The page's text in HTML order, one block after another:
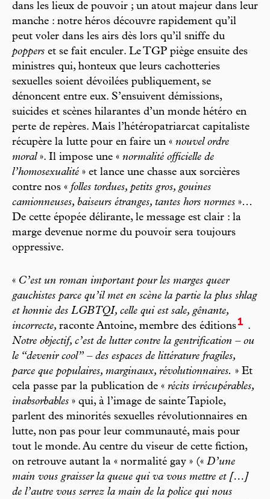
dans les lieux de pouvoir ; un atout majeur dans leur
manche : notre héros découvre rapidement qu’il
peut voler dans les airs dès lors qu’il sniffe du
poppers et se fait enculer. Le TGP piège ensuite des
ministres qui, honteux que leurs cachotteries
sexuelles soient dévoilées publiquement, se
dénoncent entre eux. S’ensuivent démissions,
suicides et scènes hilarantes d’un monde hétéro en
perte de repères. Mais l’hétéropatriarcat capitaliste
récupère la lutte pour en faire un « nouvel ordre
moral». Il impose une « normalité officielle de
l’homosexualité » et lance une chasse aux sorcières
contre nos « folles tordues, petits gros, gouines
camionneuses, baiseurs étranges, tantes hors normes »…
De cette épopée délirante, le message est clair : la
marge devenue norme du pouvoir sera toujours
oppressive.
« C’est un roman important pour les marges queer
gauchistes parce qu’il met en scène la partie la plus shlag
et honnie des LGBTQI, celle qui est sale, gênante,
incorrecte, raconte Antoine, membre des éditions1 .
Notre objectif, c’est de lutter contre la gentrification – ou
le “devenir cool” – des espaces de littérature fragiles,
parce que populaires, marginaux, révolutionnaires. » Et
cela passe par la publication de « récits irrécupérables,
inabsorbables » qui, à l’image de sainte Tapiole,
parlent des minorités sexuelles révolutionnaires en
lutte, non pas pour leur communauté, mais pour
tout le monde. Au centre du viseur de cette fiction,
on retrouve autant la « normalité gay » (« D’une
main vous graisser la queue qui va vous mettre et […]
de l’autre vous serrez la main de la police qui nous